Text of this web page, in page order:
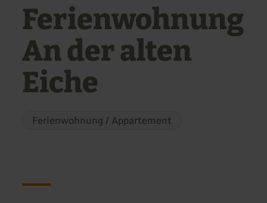
Ferienwohnung
An der alten
Eiche
Ferienwohnung / Appartement